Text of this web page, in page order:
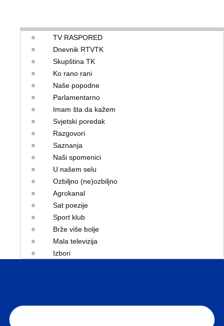
TV RASPORED
Dnevnik RTVTK
Skupština TK
Ko rano rani
Naše popodne
Parlamentarno
Imam šta da kažem
Svjetski poredak
Razgovori
Saznanja
Naši spomenici
U našem selu
Ozbiljno (ne)ozbiljno
Agrokanal
Sat poezije
Sport klub
Brže više bolje
Mala televizija
Izbori